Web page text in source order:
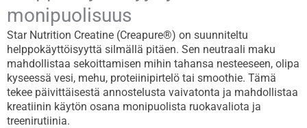
monipuolisuus
Star Nutrition Creatine (Creapure®) on suunniteltu
helppokäyttöisyyttä silmällä pitäen. Sen neutraali maku
mahdollistaa sekoittamisen mihin tahansa nesteeseen, olipa
kyseessä vesi, mehu, proteiinipirtelö tai smoothie. Tämä
tekee päivittäisestä annostelusta vaivatonta ja mahdollistaa
kreatiinin käytön osana monipuolista ruokavaliota ja
treenirutiinia.